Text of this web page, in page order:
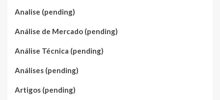
Analise (pending)
Análise de Mercado (pending)
Análise Técnica (pending)
Análises (pending)
Artigos (pending)